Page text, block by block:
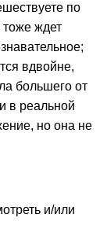
по
тоже ждет
вдвойне,
большего от
в реальной
но она не
и/или